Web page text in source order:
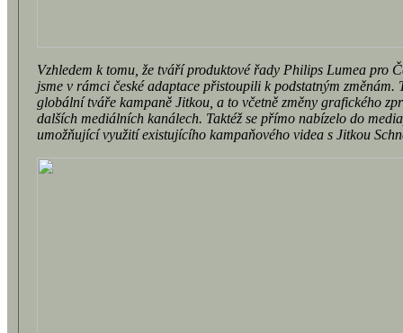
Vzhledem k tomu, že tváří produktové řady Philips Lumea pro
jsme v rámci české adaptace přistoupili k podstatným
globální tváře kampaně Jitkou, a to včetně změny grafického
dalších mediálních kanálech. Taktéž se přímo nabízelo do
umožňující využití existujícího kampaňového videa s Jitkou